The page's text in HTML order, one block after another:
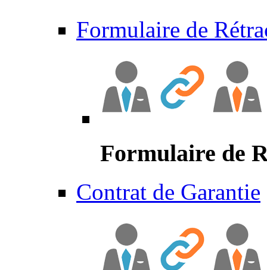
Formulaire de
Formulaire de
Contrat de Garantie